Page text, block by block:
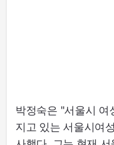
박정숙은 "서울시 여
지고 있는 서울시여